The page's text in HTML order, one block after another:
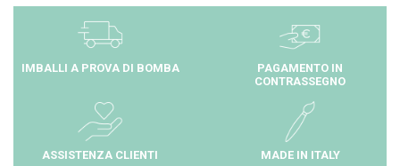
IMBALLI A PROVA DI BOMBA
PAGAMENTO IN
CONTRASSEGNO
ASSISTENZA CLIENTI MADE IN ITALY